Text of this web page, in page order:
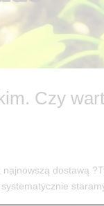
Czy
dostawą